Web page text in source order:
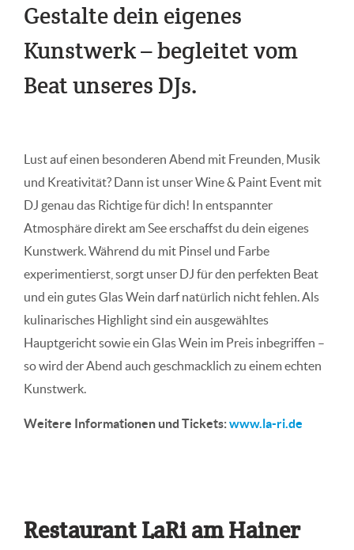
Gestalte dein eigenes
Kunstwerk – begleitet vom
Beat unseres DJs.
Lust auf einen besonderen Abend mit Freunden, Musik
und Kreativität? Dann ist unser Wine & Paint Event mit
DJ genau das Richtige für dich! In entspannter
Atmosphäre direkt am See erschaffst du dein eigenes
Kunstwerk. Während du mit Pinsel und Farbe
experimentierst, sorgt unser DJ für den perfekten Beat
und ein gutes Glas Wein darf natürlich nicht fehlen. Als
kulinarisches Highlight sind ein ausgewähltes
Hauptgericht sowie ein Glas Wein im Preis inbegriffen –
so wird der Abend auch geschmacklich zu einem echten
Kunstwerk.
Weitere Informationen und Tickets:www.la-ri.de
Restaurant LaRi am Hainer